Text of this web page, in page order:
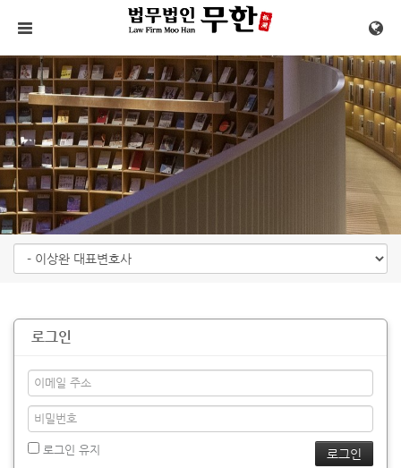
메뉴 건너뛰기
로그인
로그인 유지